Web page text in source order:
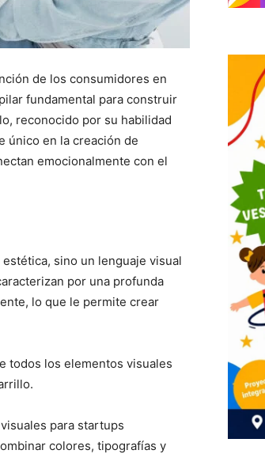
de los consumidores en
fundamental para construir
reconocido por su habilidad
único en la creación de
emocionalmente con el
sino un lenguaje visual
por una profunda
lo que le permite crear
todos los elementos visuales
para startups
colores, tipografías y